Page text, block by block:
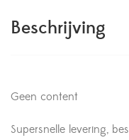
Beschrijving
Geen content
Supersnelle levering,